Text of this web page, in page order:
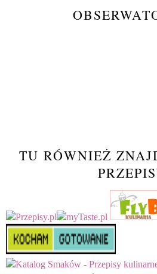
TU RÓWNIEŻ